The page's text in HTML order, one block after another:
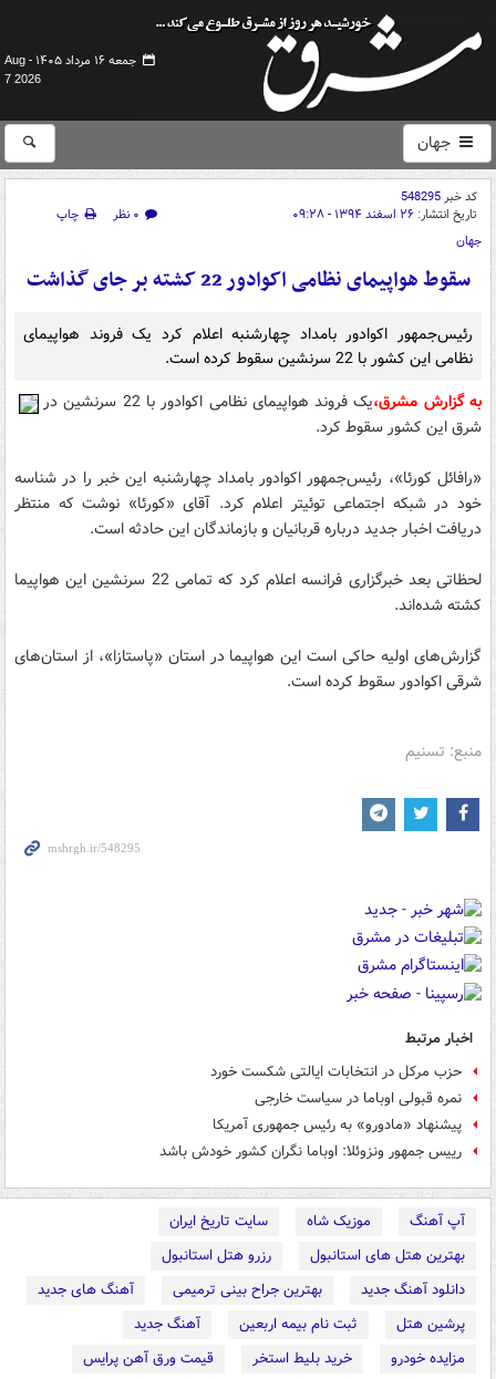
جمعه ۱۶ مرداد ۱۴۰۵ -
Aug
7 2026
جهان
کد خبر548295
تاریخ انتشار: ۲۶ اسفند ۱۳۹۴ - ۰۹:۲۸ ۰ نظر
چاپ
جهان
سقوط هواپیمای نظامی اکوادور 22 کشته بر جای گذاشت
رئیس‌جمهور اکوادور بامداد چهارشنبه اعلام کرد یک فروند هواپیمای
نظامی این کشور با 22 سرنشین سقوط کرده است.
به گزارش مشرق،
یک فروند هواپیمای نظامی اکوادور با 22 سرنشین در
شرق این کشور سقوط کرد.
«رافائل کورئا»، رئیس‌جمهور اکوادور بامداد چهارشنبه این خبر را در شناسه
خود در شبکه اجتماعی توئیتر اعلام کرد. آقای «کورئا» نوشت که منتظر
دریافت اخبار جدید درباره قربانیان و بازماندگان این حادثه است.
لحظاتی بعد خبرگزاری فرانسه اعلام کرد که تمامی 22 سرنشین این هواپیما
کشته شده‌اند.
گزارش‌های اولیه حاکی است این هواپیما در استان «پاستازا»، از استان‌های
شرقی اکوادور سقوط کرده است.
منبع: تسنیم
اخبار مرتبط
حزب مرکل در انتخابات ایالتی شکست خورد
نمره قبولی اوباما در سیاست خارجی
پیشنهاد «مادورو» به رئیس جمهوری آمریکا
رییس جمهور ونزوئلا: اوباما نگران کشور خودش باشد
آپ آهنگ موزیک شاه
سایت تاریخ ایران
بهترین هتل های استانبول
رزرو هتل استانبول
دانلود آهنگ جدید
بهترین جراح بینی ترمیمی
آهنگ های جدید
پرشین هتل
ثبت نام بیمه اربعین
آهنگ جدید
مزایده خودرو
خرید بلیط استخر
قیمت ورق آهن پرایس